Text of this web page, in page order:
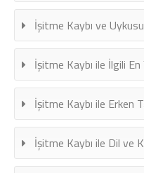
İşitme Kaybı ve
İşitme Kaybı ile İlgili En
İşitme Kaybı ile Erken
İşitme Kaybı ile Dil ve